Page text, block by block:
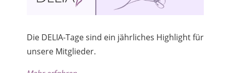
Die DELIA-Tage sind ein jährliches Highlight für
unsere Mitglieder.